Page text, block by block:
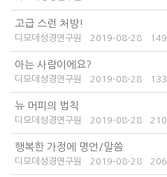
고급 스런 처방!
디모데성경연구원 2019-08-28 149
아는 사람이에요?
디모데성경연구원 2019-08-28 133
뉴 머피의 법칙
디모데성경연구원 2019-08-28 210
행복한 가정에 명언/말씀
디모데성경연구원 2019-08-28 206